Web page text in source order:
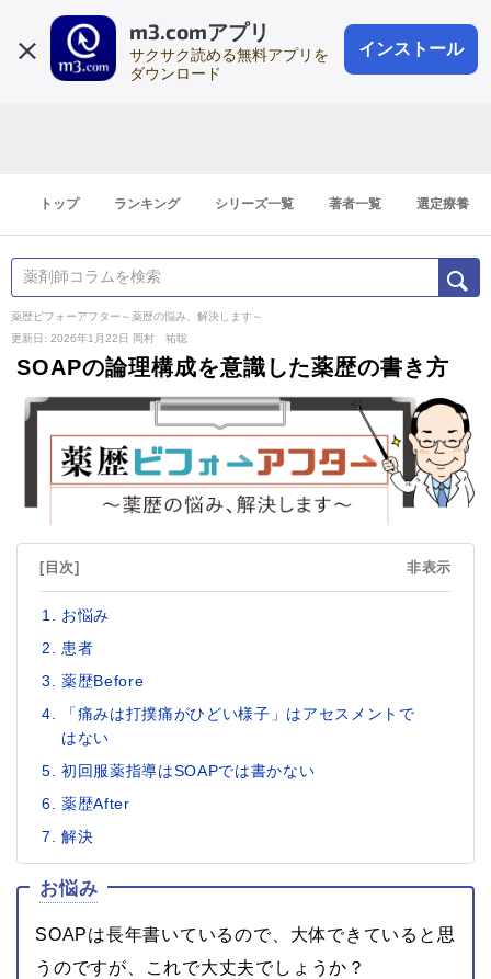
m3.comアプリ
サクサク読める無料アプリを
ダウンロード
インストール
会員登録
登録1分
トップ ランキング シリーズ一覧 著者一覧 選定療養
薬歴ビフォーアフター～薬歴の悩み、解決します～
更新日: 2026年1月22日
岡村 祐聡
SOAPの論理構成を意識した薬歴の書き方
[目次] 非表示
お悩み
患者
薬歴Before
「痛みは打撲痛がひどい様子」はアセスメントで
はない
初回服薬指導はSOAPでは書かない
薬歴After
解決
お悩み
SOAPは長年書いているので、大体できていると思
うのですが、これで大丈夫でしょうか？